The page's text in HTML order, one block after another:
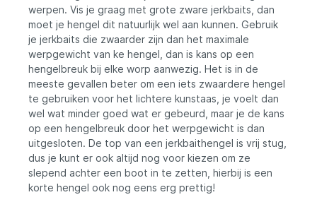
werpen. Vis je graag met grote zware jerkbaits, dan
moet je hengel dit natuurlijk wel aan kunnen. Gebruik
je jerkbaits die zwaarder zijn dan het maximale
werpgewicht van ke hengel, dan is kans op een
hengelbreuk bij elke worp aanwezig. Het is in de
meeste gevallen beter om een iets zwaardere hengel
te gebruiken voor het lichtere kunstaas, je voelt dan
wel wat minder goed wat er gebeurd, maar je de kans
op een hengelbreuk door het werpgewicht is dan
uitgesloten. De top van een jerkbaithengel is vrij stug,
dus je kunt er ook altijd nog voor kiezen om ze
slepend achter een boot in te zetten, hierbij is een
korte hengel ook nog eens erg prettig!